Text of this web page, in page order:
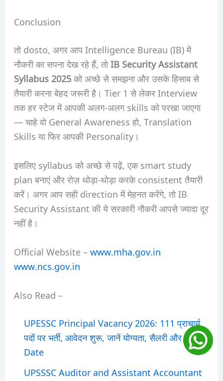
Conclusion
तो dosto, अगर आप Intelligence Bureau (IB) में
नौकरी का सपना देख रहे हैं, तोIB Security Assistant
Syllabus 2025को अच्छे से समझना और उसके हिसाब से
तैयारी करना बेहद जरूरी है। Tier 1 से लेकर Interview
तक हर स्टेज में आपकी अलग-अलग skills को परखा जाएगा
— चाहे वो General Awareness हो, Translation
Skills या फिर आपकी Personality।
इसलिए syllabus को अच्छे से पढ़ें, एक smart study
plan बनाएं और रोज़ थोड़ा-थोड़ा करके consistent तैयारी
करें। अगर आप सही direction में मेहनत करेंगे, तो IB
Security Assistant की ये सरकारी नौकरी आपसे ज्यादा दूर
नहीं है।
Official Website –www.mha.gov.in
www.ncs.gov.in
Also Read –
UPESSC Principal Vacancy 2026: 111 प्राचार्य
पदों पर भर्ती, आवेदन शुरू, जानें योग्यता, सैलरी और Exam
Date
UPSSSC Auditor and Assistant Accountant